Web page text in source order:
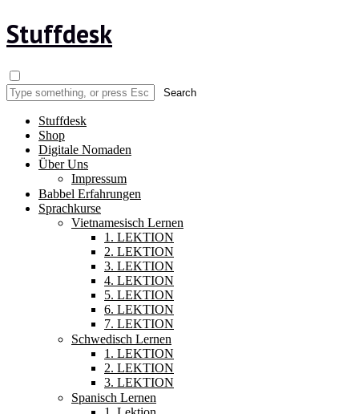
Stuffdesk
Stuffdesk
Shop
Digitale Nomaden
Über Uns
Impressum
Babbel Erfahrungen
Sprachkurse
Vietnamesisch Lernen
1. LEKTION
2. LEKTION
3. LEKTION
4. LEKTION
5. LEKTION
6. LEKTION
7. LEKTION
Schwedisch Lernen
1. LEKTION
2. LEKTION
3. LEKTION
Spanisch Lernen